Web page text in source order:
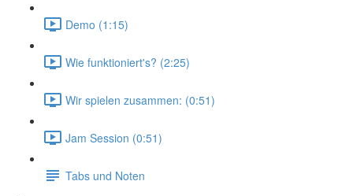
Demo (1:15)
Wie funktioniert's? (2:25)
Wir spielen zusammen: (0:51)
Jam Session (0:51)
Tabs und Noten